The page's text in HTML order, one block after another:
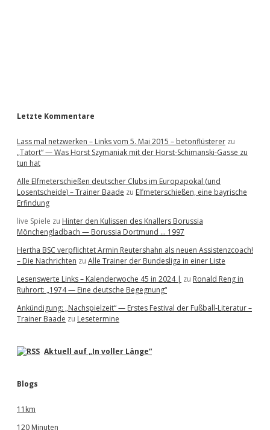
Letzte Kommentare
Lass mal netzwerken – Links vom 5. Mai 2015 – betonflüsterer zu
„Tatort“ — Was Horst Szymaniak mit der Horst-Schimanski-Gasse zu
tun hat
Alle Elfmeterschießen deutscher Clubs im Europapokal (und
Losentscheide) – Trainer Baade zu Elfmeterschießen, eine bayrische
Erfindung
live Spiele zu Hinter den Kulissen des Knallers Borussia
Mönchengladbach — Borussia Dortmund … 1997
Hertha BSC verpflichtet Armin Reutershahn als neuen Assistenzcoach!
– Die Nachrichten zu Alle Trainer der Bundesliga in einer Liste
Lesenswerte Links – Kalenderwoche 45 in 2024 | zu Ronald Reng in
Ruhrort: „1974 — Eine deutsche Begegnung“
Ankündigung: „Nachspielzeit“ — Erstes Festival der Fußball-Literatur –
Trainer Baade zu Lesetermine
Aktuell auf „In voller Länge“
Blogs
11km
120 Minuten